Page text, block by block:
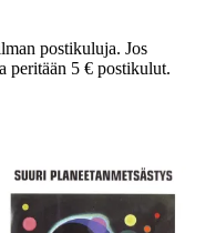
postikuluja. Jos
peritään 5 € postikulut.